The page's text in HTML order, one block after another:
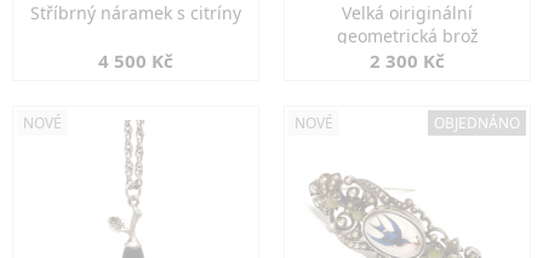
Stříbrný náramek s citríny
4 500 Kč
Velká oiriginální
geometrická brož
2 300 Kč
NOVÉ NOVÉ OBJEDNÁNO